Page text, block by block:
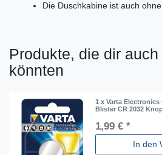
Die Duschkabine ist auch
Produkte, die dir
könnten
1 x Varta Electronics
Blister CR 2032
1,99 € *
In den